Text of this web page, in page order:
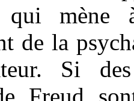
qui mène
de la
Si